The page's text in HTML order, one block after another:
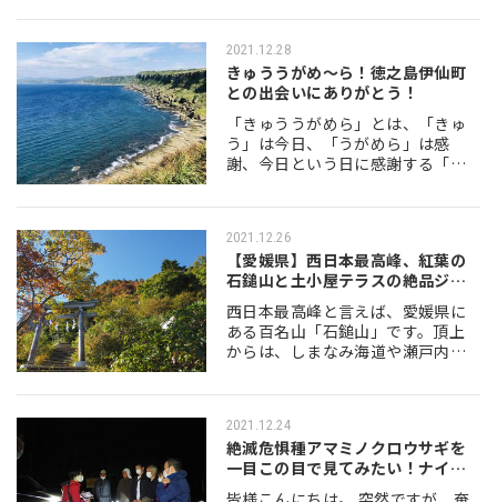
どこ？ 春が待ち遠しい！じゃがい
ど…
2021.12.28
きゅううがめ～ら！徳之島伊仙町
との出会いにありがとう！
「きゅううがめら」とは、「きゅ
う」は今日、「うがめら」は感
謝、今日という日に感謝する「こ
です。 徳之島は2021年7月に世界
録のポイントは「…
2021.12.26
【愛媛県】西日本最高峰、紅葉の
石鎚山と土小屋テラスの絶品ジビ
エコロッケ…
西日本最高峰と言えば、愛媛県に
ある百名山「石鎚山」です。頂上
からは、しまなみ海道や瀬戸内
めます。 紅葉の季節は全国から登
の「石鎚山」を登…
2021.12.24
絶滅危惧種アマミノクロウサギを
一目この目で見てみたい！ナイト
ウォーク体…